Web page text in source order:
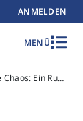
ANMELDEN
MENÜ
Protest und Sperre ohne Chaos: Ein Ruhetag am Brenner